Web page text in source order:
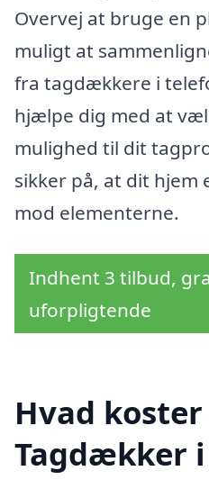
Overvej at bruge en
muligt at
fra tagdækkere i
hjælpe dig med at
mulighed til dit
sikker på, at dit hjem
mod elementerne.
Indhent 3 tilbud,
uforpligtende
Hvad koster
Tagdækker